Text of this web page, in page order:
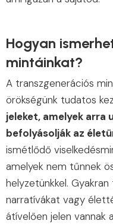
Hogyan
mintáinkat?
A transzgenerációs
örökségünk tudatos
jeleket, amelyek arra
befolyásolják az
ismétlődő
amelyek nem tűnnek
helyzetünkkel.
narratívákat vagy
átívelően jelen vannak